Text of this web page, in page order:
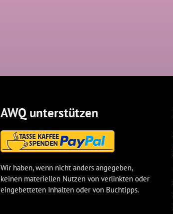
AWQ unterstützen
Wir haben, wenn nicht anders angegeben,
keinen materiellen Nutzen von verlinkten oder
eingebetteten Inhalten oder von Buchtipps.